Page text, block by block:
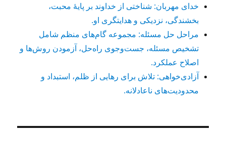
خدای مهربان: شناختی از خداوند بر پایهٔ محبت،
بخشندگی، نزدیکی و هدایتگری او.
مراحل حل مسئله: مجموعه گام‌های منظم شامل
تشخیص مسئله، جست‌وجوی راه‌حل، آزمودن روش‌ها و
اصلاح عملکرد.
آزادی‌خواهی: تلاش برای رهایی از ظلم، استبداد و
محدودیت‌های ناعادلانه.